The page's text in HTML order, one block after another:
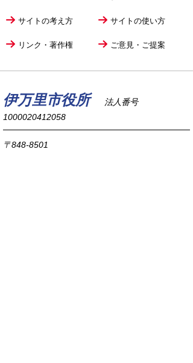
サイトの考え方 サイトの使い方
リンク・著作権 ご意見・ご提案
伊万里市役所
法人番号
1000020412058
〒848-8501